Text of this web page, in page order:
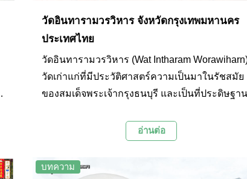
วัดอินทารามวรวิหาร จังหวัดกรุงเทพมหานคร
ประเทศไทย
วัดอินทารามวรวิหาร (Wat Intharam
วัดเก่าแก่ที่มีประวัติศาสตร์ความเป็นมาในรัชสมัย
ของสมเด็จพระเจ้ากรุงธนบุรี และเป็นที่ประดิษฐาน
ราชอัครมเหสีของพระองค์อีกด้วย
อ่านต่อ
บทความ